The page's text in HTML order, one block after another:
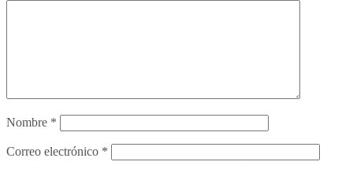
Nombre *
Correo electrónico *